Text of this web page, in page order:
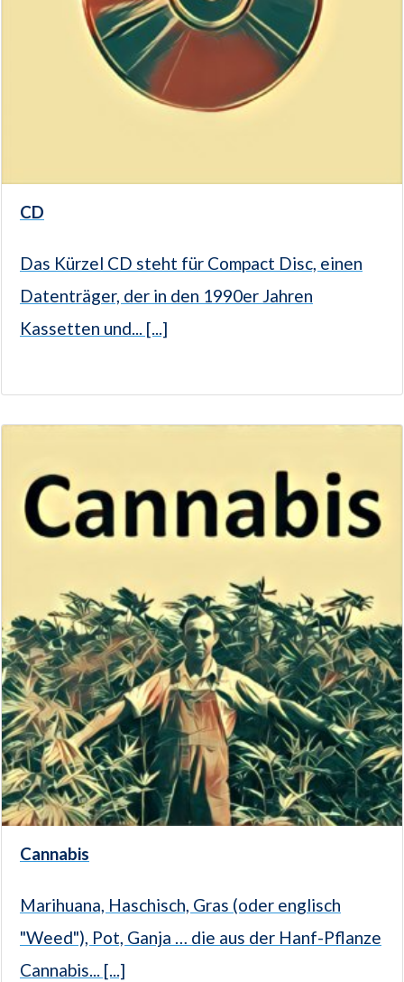
CD
Das Kürzel CD steht für Compact Disc, einen
Datenträger, der in den 1990er Jahren
Kassetten und... [...]
Cannabis
Marihuana, Haschisch, Gras (oder englisch
"Weed"), Pot, Ganja … die aus der Hanf-Pflanze
Cannabis... [...]